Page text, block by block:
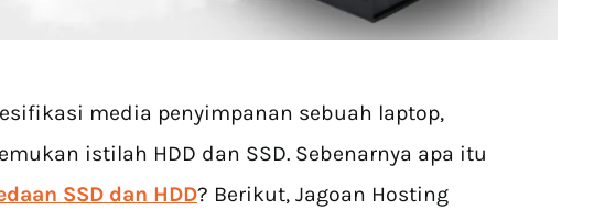
media penyimpanan sebuah laptop,
istilah HDD dan SSD. Sebenarnya apa itu
SSD dan HDD? Berikut, Jagoan Hosting